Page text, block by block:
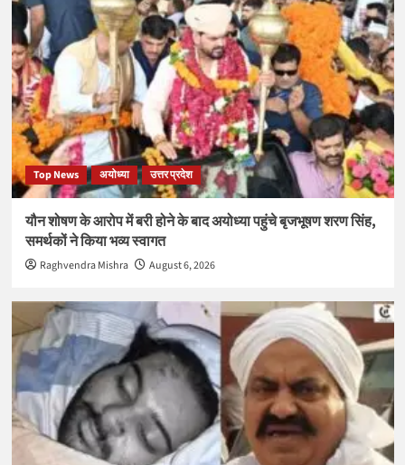
Top News अयोध्या उत्तर प्रदेश
यौन शोषण के आरोप में बरी होने के बाद अयोध्या पहुंचे बृजभूषण शरण सिंह,
समर्थकों ने किया भव्य स्वागत
Raghvendra Mishra August 6, 2026